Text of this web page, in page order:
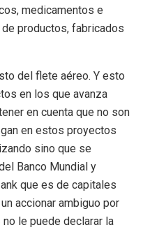
medicamentos e
productos, fabricados
del flete aéreo. Y esto
en los que avanza
en cuenta que no son
en estos proyectos
sino que se
Banco Mundial y
que es de capitales
accionar ambiguo por
le puede declarar la